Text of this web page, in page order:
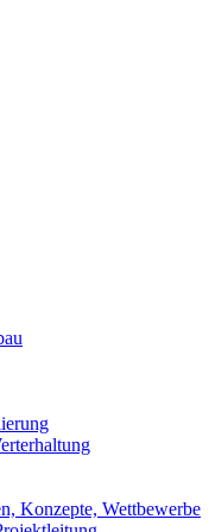
Konzepte, Wettbewerbe